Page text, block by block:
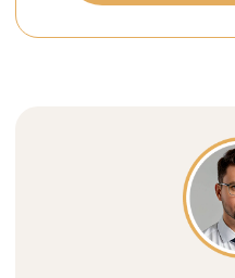
в стационарном и
индивидуальным
Как гарантируется
На любом этапе нам не